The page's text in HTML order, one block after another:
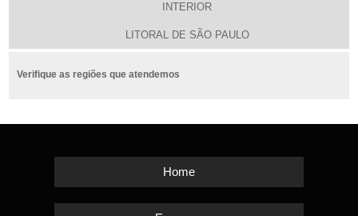
INTERIOR
LITORAL DE SÃO PAULO
Verifique as regiões que atendemos
Home